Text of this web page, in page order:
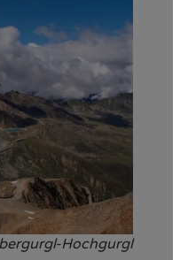
Obergurgl-Hochgurgl אוברגורגל-הוכגורגל